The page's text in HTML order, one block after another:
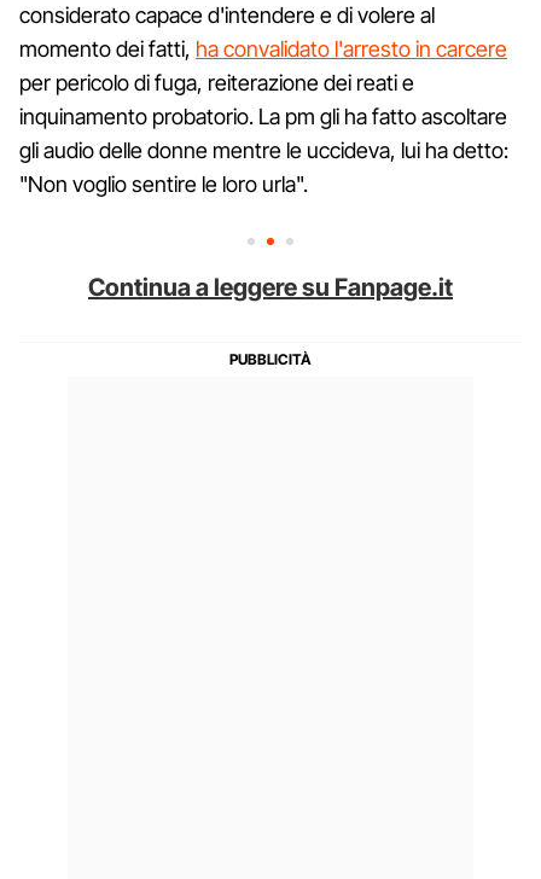
considerato capace d'intendere e di volere al
momento dei fatti, ha convalidato l'arresto in carcere
per pericolo di fuga, reiterazione dei reati e
inquinamento probatorio. La pm gli ha fatto ascoltare
gli audio delle donne mentre le uccideva, lui ha detto:
"Non voglio sentire le loro urla".
Continua a leggere su Fanpage.it